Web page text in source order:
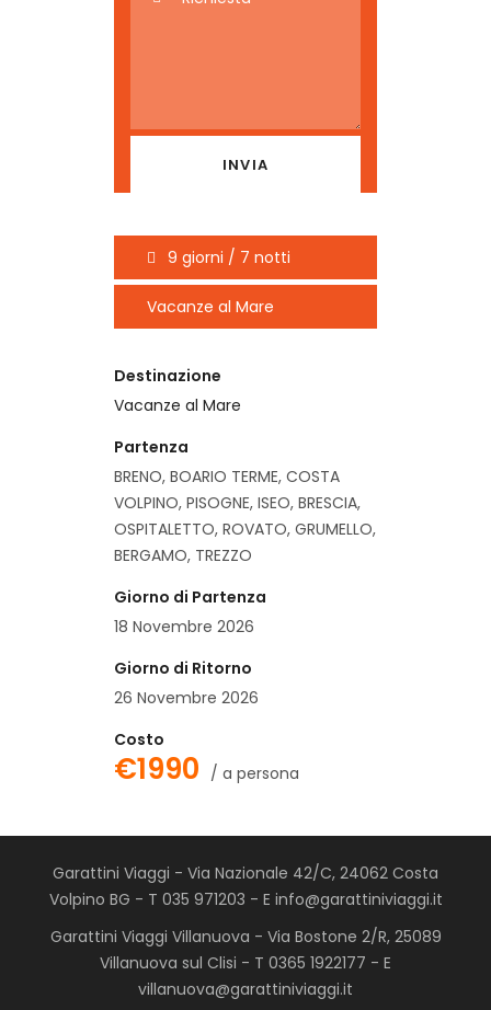
9 giorni / 7 notti
Vacanze al Mare
Destinazione
Vacanze al Mare
Partenza
BRENO, BOARIO TERME, COSTA
VOLPINO, PISOGNE, ISEO, BRESCIA,
OSPITALETTO, ROVATO, GRUMELLO,
BERGAMO, TREZZO
Giorno di Partenza
18 Novembre 2026
Giorno di Ritorno
26 Novembre 2026
Costo
€1990 / a persona
Garattini Viaggi - Via Nazionale 42/C, 24062 Costa
Volpino BG - T 035 971203 - E info@garattiniviaggi.it
Garattini Viaggi Villanuova - Via Bostone 2/R, 25089
Villanuova sul Clisi - T 0365 1922177 - E
villanuova@garattiniviaggi.it